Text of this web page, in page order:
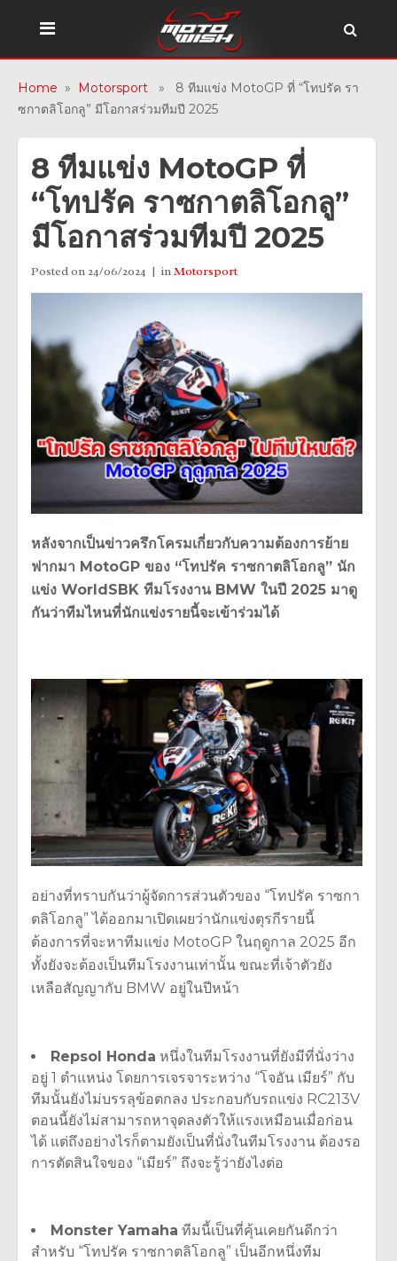
Home » Motorsport » 8 ทีมแข่ง MotoGP ที่ “โทปรัค รา
ซกาตลิโอกลู” มีโอกาสร่วมทีมปี 2025
8 ทีมแข่ง MotoGP ที่
“โทปรัค ราซกาตลิโอกลู”
มีโอกาสร่วมทีมปี 2025
Posted on 24/06/2024 inMotorsport
หลังจากเป็นข่าวครึกโครมเกี่ยวกับความต้องการย้าย
ฟากมา MotoGP ของ “โทปรัค ราซกาตลิโอกลู” นัก
แข่ง WorldSBK ทีมโรงงานBMW ในปี 2025 มาดู
กันว่าทีมไหนที่นักแข่งรายนี้จะเข้าร่วมได้
อย่างที่ทราบกันว่าผู้จัดการส่วนตัวของ “โทปรัค ราซกา
ตลิโอกลู”ได้ออกมาเปิดเผยว่านักแข่งตุรกีรายนี้
ต้องการที่จะหาทีมแข่ง MotoGP ในฤดูกาล 2025 อีก
ทั้งยังจะต้องเป็นทีมโรงงานเท่านั้น ขณะที่เจ้าตัวยัง
เหลือสัญญากับ BMW อยู่ในปีหน้า
Repsol Honda หนึ่งในทีมโรงงานที่ยังมีที่นั่งว่าง
อยู่ 1 ตำแหน่ง โดยการเจรจาระหว่าง “โจอัน เมียร์” กับ
ทีมนั้นยังไม่บรรลุข้อตกลง ประกอบกับรถแข่ง RC213V
ตอนนี้ยังไม่สามารถหาจุดลงตัวให้แรงเหมือนเมื่อก่อน
ได้ แต่ถึงอย่างไรก็ตามยังเป็นที่นั่งในทีมโรงงาน ต้องรอ
การตัดสินใจของ “เมียร์” ถึงจะรู้ว่ายังไงต่อ
Monster Yamaha ทีมนี้เป็นที่คุ้นเคยกันดีกว่า
สำหรับ “โทปรัค ราซกาตลิโอกลู” เป็นอีกหนึ่งทีม